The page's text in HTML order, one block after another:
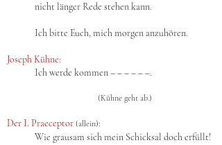
nicht länger Rede stehen kann.
Ich bitte Euch, mich morgen anzuhören.
Joseph Kühne:
Ich werde kommen – ‒ ‒ ‒ ‒ ‒.
(Kühne geht ab.)
Der I. Praeceptor (allein):
Wie grausam sich mein Schicksal doch erfüllt!